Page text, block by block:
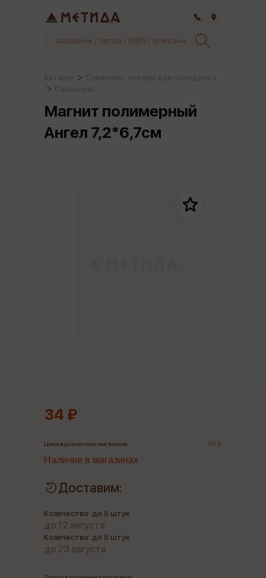
Магнит полимерный
Ангел 7,2*6,7см
34 ₽
Цена в розничных магазинах: 36 ₽
Наличие в магазинах
Доставим:
Количество: до 5 штук
до 12 августа
Количество: до 5 штук
до 23 августа